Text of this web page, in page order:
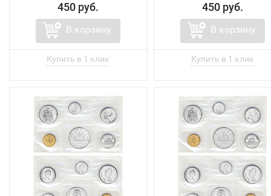
450 руб.
В корзину
450 руб.
В корзину